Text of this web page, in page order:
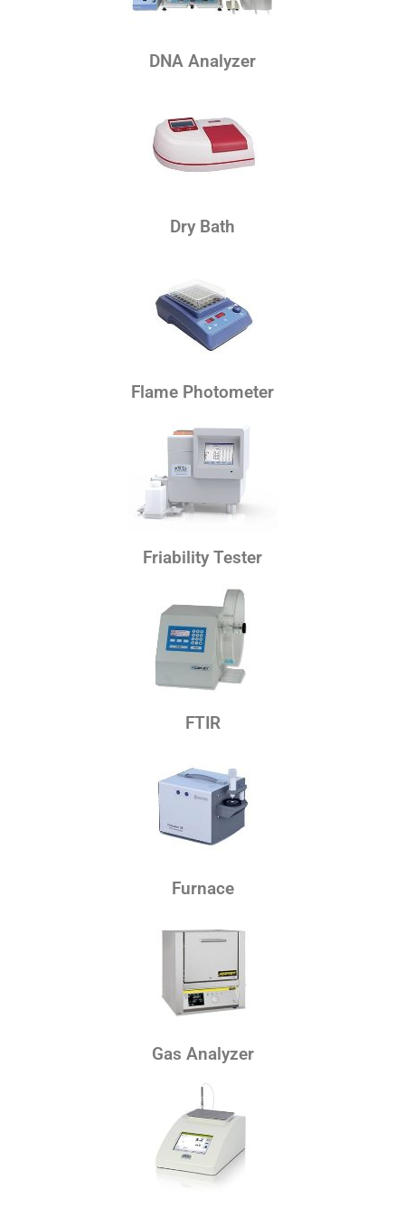
DNA Analyzer
Dry Bath
Flame Photometer
Friability Tester
FTIR
Furnace
Gas Analyzer